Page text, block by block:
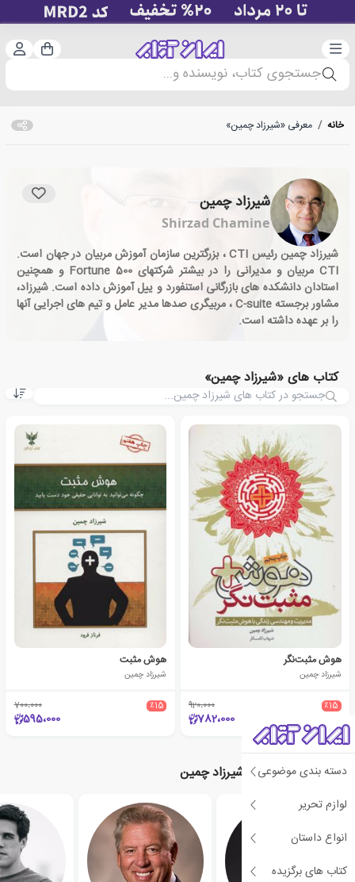
دسته‌بندی سبد
جستجوی کتاب، نویسنده و...
دسته بندی موضوعی
لوازم تحریر
انواع داستان
کتاب های برگزیده
خانه / معرفی «شیرزاد چمین»
شیرزاد چمین
Shirzad Chamine
شیرزاد چمین رئیس CTI ، بزرگترین سازمان آموزش مربیان در جهان است.
CTI مربیان و مدیرانی را در بیشتر شرکتهای Fortune 500 و همچنین
استادان دانشکده های بازرگانی استنفورد و ییل آموزش داده است. شیرزاد،
مشاور برجسته C-suite ، مربیگری صدها مدیر عامل و تیم های اجرایی آنها
را بر عهده داشته است.
کتاب های «شیرزاد چمین»
هوش مثبت‌نگر
شیرزاد چمین
٪15 920،000
782،000
هوش مثبت
شیرزاد چمین
٪15 700،000
595،000
نویسندگان مرتبط با شیرزاد چمین